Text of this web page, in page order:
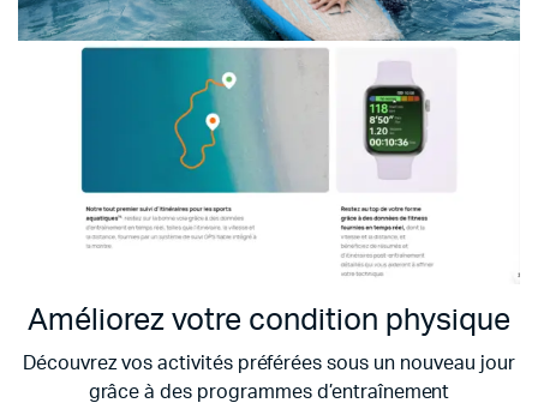
Améliorez votre condition physique
Découvrez vos activités préférées sous un nouveau jour
grâce à des programmes d’entraînement